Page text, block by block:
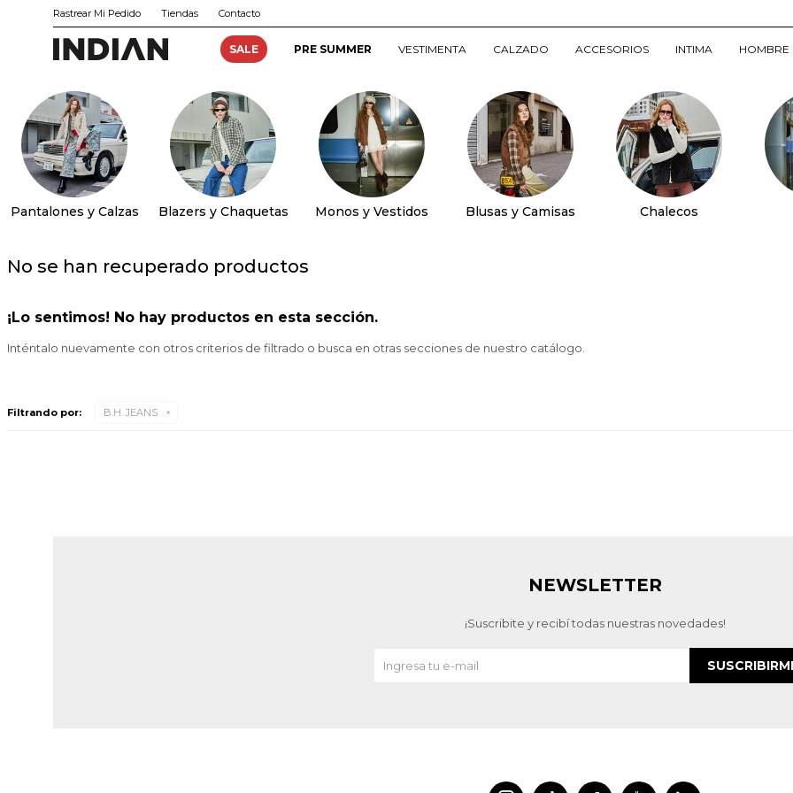
SALE PRE SUMMER VESTIMENTA CALZADO ACCESORIOS INTIMA HOMBRE
Rastrear Mi Pedido Tiendas Contacto
Pantalones y Calzas Blazers y Chaquetas Monos y Vestidos Blusas y Camisas Chalecos
No se han recuperado productos
¡Lo sentimos! No hay productos en esta sección.
Inténtalo nuevamente con otros criterios de filtrado o busca en otras secciones de nuestro catálogo.
Filtrando por: B.H. JEANS
NEWSLETTER
¡Suscribite y recibí todas nuestras novedades!